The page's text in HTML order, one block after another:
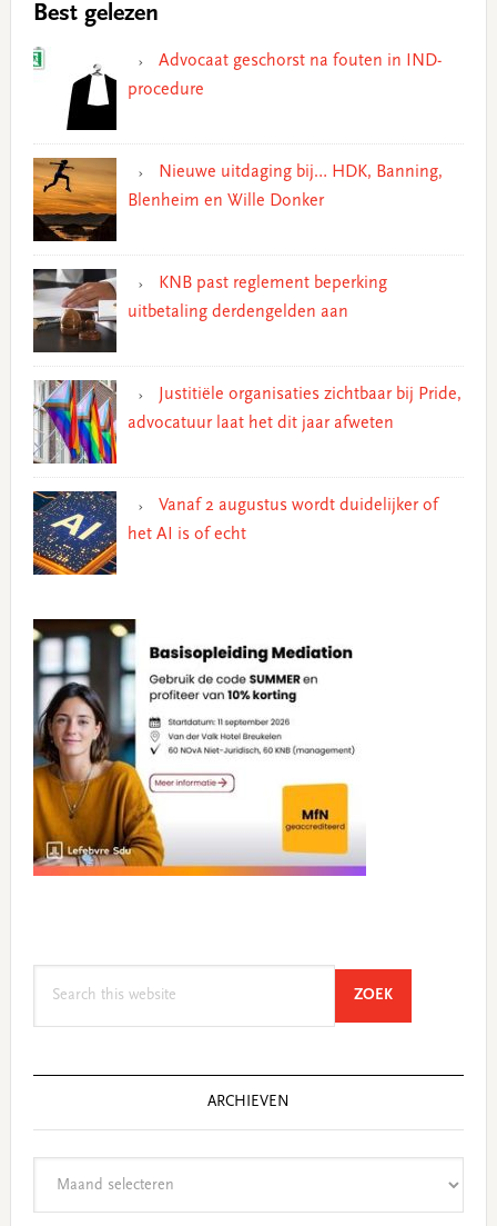
Best gelezen
Advocaat geschorst na fouten in IND-
procedure
Nieuwe uitdaging bij… HDK, Banning,
Blenheim en Wille Donker
KNB past reglement beperking
uitbetaling derdengelden aan
Justitiële organisaties zichtbaar bij Pride,
advocatuur laat het dit jaar afweten
Vanaf 2 augustus wordt duidelijker of
het AI is of echt
ZOEKSEARCH
ARCHIEVEN